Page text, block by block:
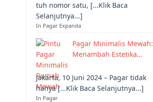
tuh nomor satu, [...Klik Baca
Selanjutnya...]
In Pagar Expanda
Pagar Minimalis Mewah:
Menambah Estetika…
Jakarta, 10 Juni 2024 – Pagar tidak
hanya [...Klik Baca Selanjutnya...]
In Pagar